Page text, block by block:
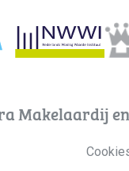
Makelaardij